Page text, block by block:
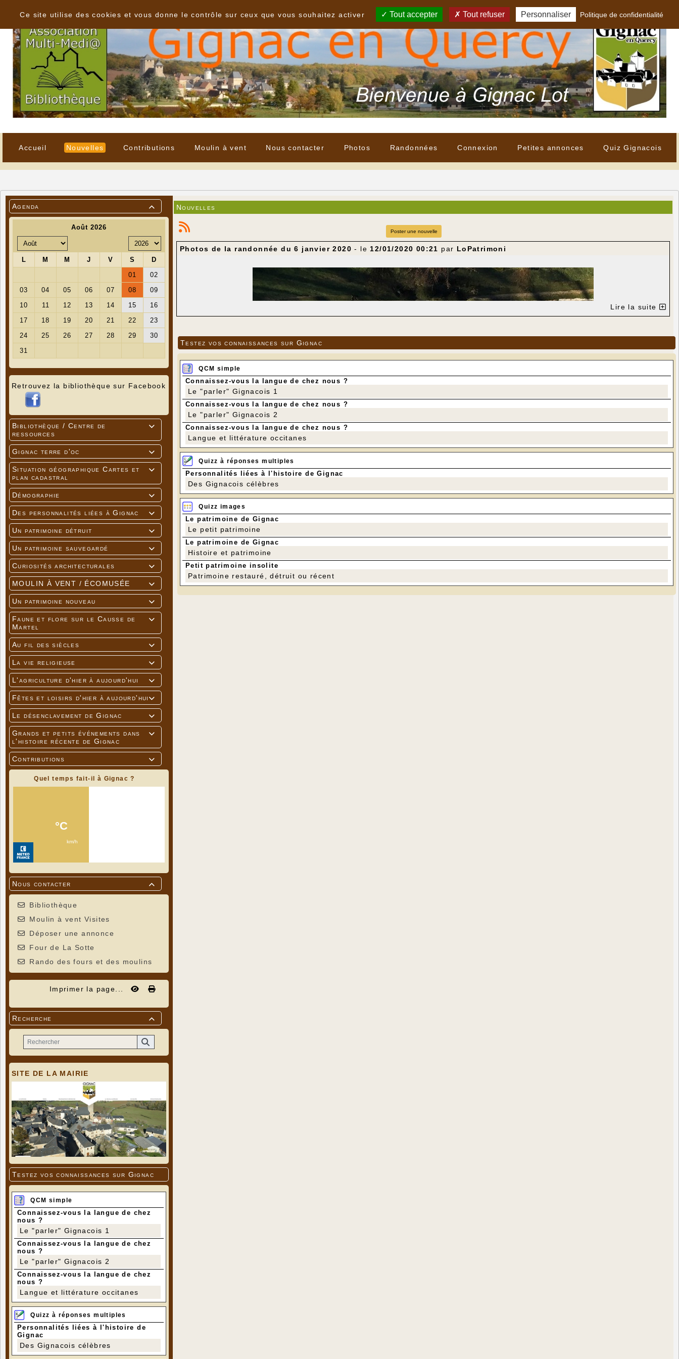
Accueil Nouvelles Contributions Moulin à vent Nous contacter Photos Randonnées Connexion Petites annonces Quiz Gignacois

Agenda
Retrouvez la bibliothèque sur Facebook

Bibliothèque / Centre de
ressources

Gignac terre d'oc

Situation géographique Cartes et
plan cadastral

Démographie

Des personnalités liées à Gignac

Un patrimoine détruit

Un patrimoine sauvegardé

Curiosités architecturales

MOULIN À VENT / ÉCOMUSÉE

Un patrimoine nouveau

Faune et flore sur le Causse de
Martel

Au fil des siècles

La vie religieuse

L'agriculture d'hier à aujourd'hui

Fêtes et loisirs d'hier à aujourd'hui

Le désenclavement de Gignac

Grands et petits événements dans
l'histoire récente de Gignac

Contributions
Quel temps fait-il à Gignac ?

Nous contacter
Bibliothèque
Moulin à vent Visites
Déposer une annonce
Four de La Sotte
Rando des fours et des moulins
Imprimer la page...

Recherche
SITE DE LA MAIRIE
Testez vos connaissances sur Gignac
QCM simple
Connaissez-vous la langue de chez
nous ?
Le "parler" Gignacois 1
Connaissez-vous la langue de chez
nous ?
Le "parler" Gignacois 2
Connaissez-vous la langue de chez
nous ?
Langue et littérature occitanes
Quizz à réponses multiples
Personnalités liées à l'histoire de
Gignac
Des Gignacois célèbres
Nouvelles
Poster une nouvelle
Photos de la randonnée du 6 janvier 2020 - le 12/01/2020 00:21 par LoPatrimoni
Lire la suite
Testez vos connaissances sur Gignac
QCM simple
Connaissez-vous la langue de chez nous ?
Le "parler" Gignacois 1
Connaissez-vous la langue de chez nous ?
Le "parler" Gignacois 2
Connaissez-vous la langue de chez nous ?
Langue et littérature occitanes
Quizz à réponses multiples
Personnalités liées à l'histoire de Gignac
Des Gignacois célèbres
Quizz images
Le patrimoine de Gignac
Le petit patrimoine
Le patrimoine de Gignac
Histoire et patrimoine
Petit patrimoine insolite
Patrimoine restauré, détruit ou récent
Ce site utilise des cookies et vous donne le contrôle sur ceux que vous souhaitez activer
Tout accepter Tout refuser Personnaliser Politique de confidentialité